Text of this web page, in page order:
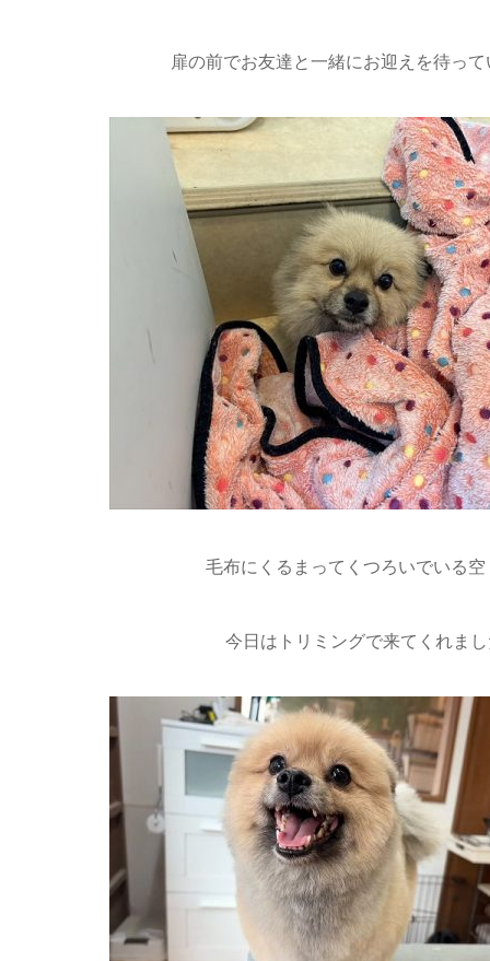
扉の前でお友達と一緒にお迎えを待っ
毛布にくるまってくつろいでいる
今日はトリミングで来てくれまし